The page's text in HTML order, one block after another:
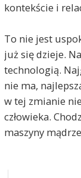
kontekście i
To nie jest
już się dzieje.
technologią.
nie ma,
w tej zmianie
człowieka.
maszyny